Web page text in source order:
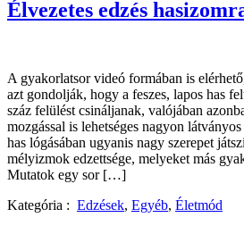
Élvezetes edzés
A gyakorlatsor videó formában is
azt gondolják, hogy a feszes, lapos has
száz felülést csináljanak, valójában
mozgással is lehetséges nagyon
has lógásában ugyanis nagy szerepet
mélyizmok edzettsége, melyeket más
Mutatok egy sor […]
Kategória : Edzések, Egyéb, Életmód